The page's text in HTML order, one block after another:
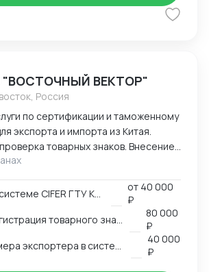
отгрузка -> разрешительная
-> таможенное оформление ->
производства, недочетах,
имею опыт работы в эскортных
сертификата
(СТ-1). Могу помочь в подготовке
его получения, а также
Буду рада дальнейшему
Спасибо за уделенное время! С
.
ВЕКТОР"
Россия
по сертификации и таможенному
экспорта и импорта из Китая.
товарных знаков. Внесение
товарных знаков.
для пищевой продукции
в Китае. Получение номера
от 40 000
₽
80 000
₽
40 000
₽